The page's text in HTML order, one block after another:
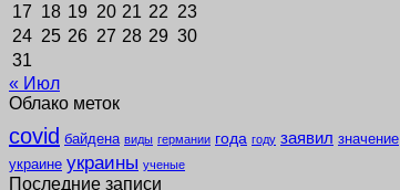
17 18 19 20 21 22 23
24 25 26 27 28 29 30
31
« Июл
Облако меток
covid байдена виды германии года году заявил значение
украине украины ученые
Последние записи